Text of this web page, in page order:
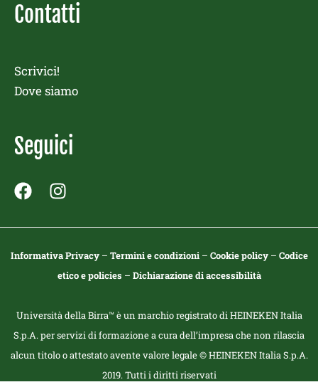
Contatti
Scrivici!
Dove siamo
Seguici
F
c
e
b
k
I
s
a
g
a
m
Informativa Privacy– Termini e condizioni– Cookie policy– Codice
etico e policies – Dichiarazione di accessibilità
Università della Birra™ è un marchio registrato di HEINEKEN Italia
S.p.A. per servizi di formazione a cura dell’impresa che non rilascia
alcun titolo o attestato avente valore legale © HEINEKEN Italia S.p.A.
2019. Tutti i diritti riservati